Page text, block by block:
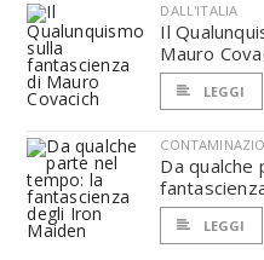
DALL'ITALIA
Il
Mauro
LEGGI
Da qualche
LEGGI